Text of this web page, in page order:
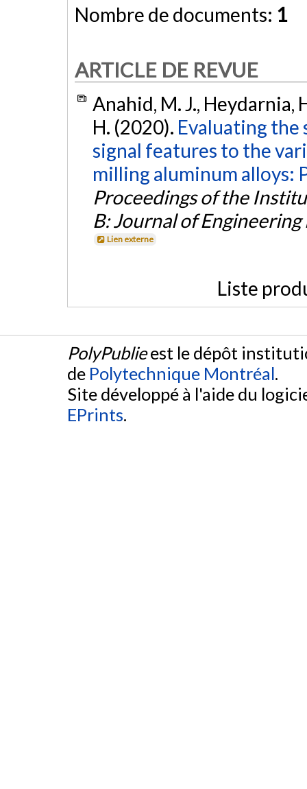
Nombre de documents: 1
ARTICLE DE REVUE
Anahid, M. J., Heydarnia,
H. (2020). Evaluating
signal features to the
milling aluminum alloys:
Proceedings of the
B: Journal of
Lien externe
Liste
PolyPublieest le dépôt
de Polytechnique Montréal.
Site développé à l'aide du
EPrints.